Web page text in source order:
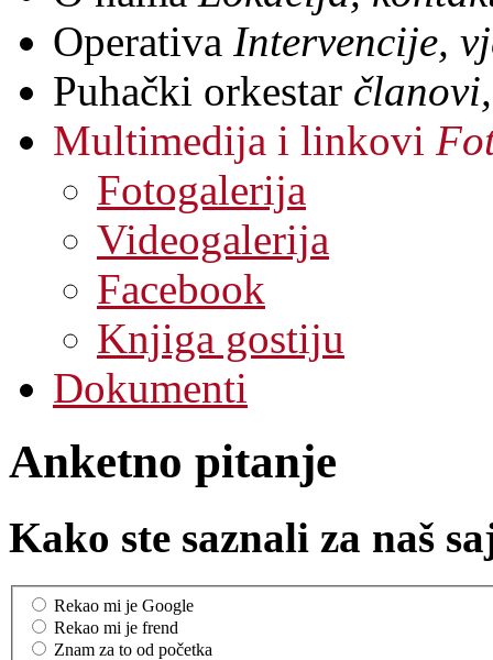
Operativa Intervencije,
Puhački orkestar
Multimedija i linkovi
Fotogalerija
Videogalerija
Facebook
Knjiga gostiju
Dokumenti
Anketno pitanje
Kako ste saznali za naš
Rekao mi je Google
Rekao mi je frend
Znam za to od početka